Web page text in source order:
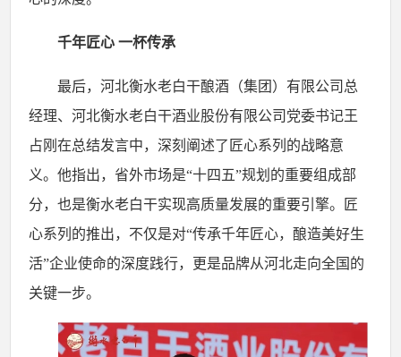
千年匠心 一杯传承
最后，河北衡水老白干酿酒（集团）有限公司总
经理、河北衡水老白干酒业股份有限公司党委书记王
占刚在总结发言中，深刻阐述了匠心系列的战略意
义。他指出，省外市场是“十四五”规划的重要组成部
分，也是衡水老白干实现高质量发展的重要引擎。匠
心系列的推出，不仅是对“传承千年匠心，酿造美好生
活”企业使命的深度践行，更是品牌从河北走向全国的
关键一步。